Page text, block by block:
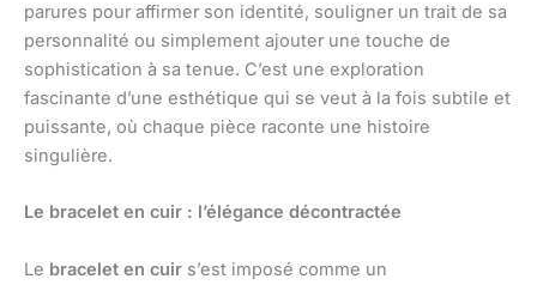
parures pour affirmer son identité, souligner un trait de sa
personnalité ou simplement ajouter une touche de
sophistication à sa tenue. C’est une exploration
fascinante d’une esthétique qui se veut à la fois subtile et
puissante, où chaque pièce raconte une histoire
singulière.
Le bracelet en cuir : l’élégance décontractée
Le bracelet en cuir s’est imposé comme un